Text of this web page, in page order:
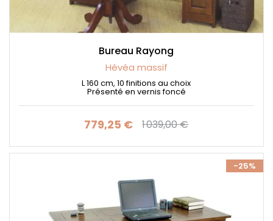
Bureau Rayong
Hévéa massif
L 160 cm, 10 finitions au choix
Présenté en vernis foncé
Prix
779,25 € Prix de base
1 039,00 €
-25%